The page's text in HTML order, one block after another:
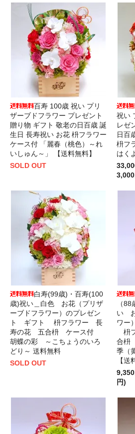
百寿 100歳 祝い プリ
ザーブドフラワー プレゼント
贈り物 ギフト 敬老の日百歳 誕
生日 長寿祝い お花 枡フラワー
ケース付 「麗春（桃色）～れ
いしゅん～」 【送料無料】
SOLD OUT
祝い
レゼ
日百
枡フ
はく
白寿(99歳)・百寿(100
歳)祝い＿白色 お花（プリザ
ーブドフラワー）のプレゼン
ト ギフト 枡フラワー 長
寿の花 五合枡 ケース付
胡蝶の彩 ～こちょうのいろ
どり～ 送料無料
SOLD OUT
（
い
ワー
枡
合枡
季（
【送
円)